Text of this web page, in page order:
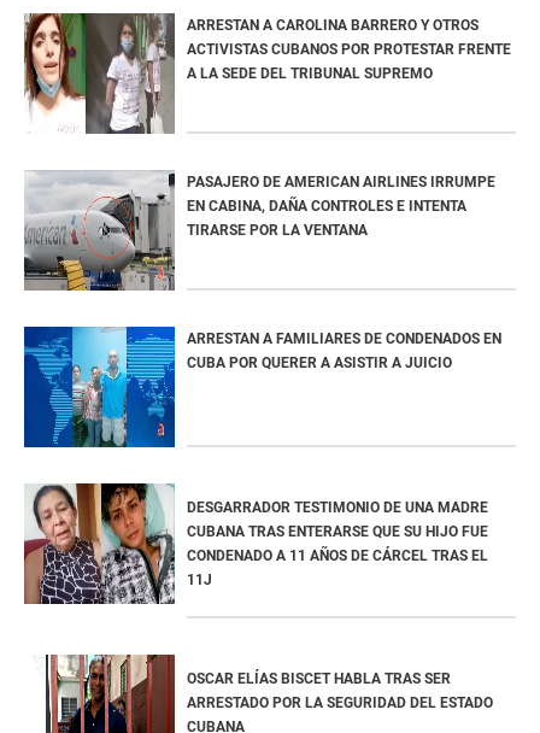
ARRESTAN A CAROLINA BARRERO Y OTROS
ACTIVISTAS CUBANOS POR PROTESTAR FRENTE
A LA SEDE DEL TRIBUNAL SUPREMO
PASAJERO DE AMERICAN AIRLINES IRRUMPE
EN CABINA, DAÑA CONTROLES E INTENTA
TIRARSE POR LA VENTANA
ARRESTAN A FAMILIARES DE CONDENADOS EN
CUBA POR QUERER A ASISTIR A JUICIO
DESGARRADOR TESTIMONIO DE UNA MADRE
CUBANA TRAS ENTERARSE QUE SU HIJO FUE
CONDENADO A 11 AÑOS DE CÁRCEL TRAS EL
11J
OSCAR ELÍAS BISCET HABLA TRAS SER
ARRESTADO POR LA SEGURIDAD DEL ESTADO
CUBANA